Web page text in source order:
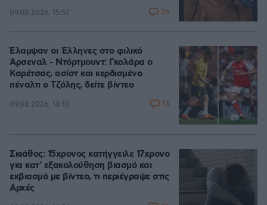
09.08.2026, 15:57 26
Έλαμψαν οι Έλληνες στο φιλικό
Άρσεναλ - Ντόρτμουντ: Γκολάρα ο
Καρέτσας, ασίστ και κερδισμένο
πέναλτι ο Τζόλης, δείτε βίντεο
09.08.2026, 18:13 13
Σκιάθος: 15χρονος κατήγγειλε 17χρονο
για κατ' εξακολούθηση βιασμό και
εκβιασμό με βίντεο, τι περιέγραψε στις
Αρχές